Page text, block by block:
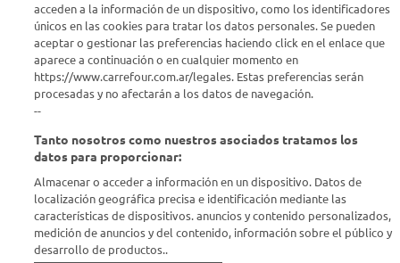
Estamos para ayudarte
¿Tenés una consulta? Comunicate con nosotros acá
Descubrí Carrefour
Conocenos
Info útil
Comprá Online
acceden a la información de un dispositivo, como los identificadores
únicos en las cookies para tratar los datos personales. Se pueden
aceptar o gestionar las preferencias haciendo click en el enlace que
aparece a continuación o en cualquier momento en
https://www.carrefour.com.ar/legales. Estas preferencias serán
procesadas y no afectarán a los datos de navegación.
--
Tanto nosotros como nuestros asociados tratamos los
datos para proporcionar:
Almacenar o acceder a información en un dispositivo. Datos de
localización geográfica precisa e identificación mediante las
características de dispositivos. anuncios y contenido personalizados,
medición de anuncios y del contenido, información sobre el público y
desarrollo de productos..